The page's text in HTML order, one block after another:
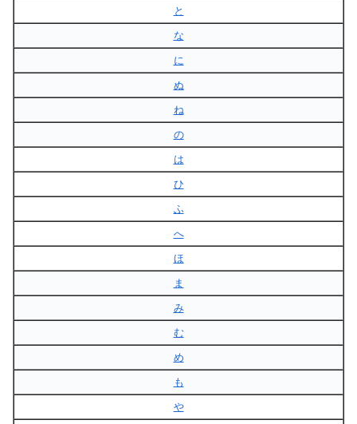
と
な
に
ぬ
ね
の
は
ひ
ふ
へ
ほ
ま
み
む
め
も
や